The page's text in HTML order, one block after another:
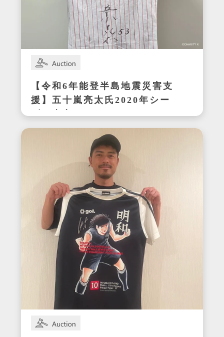
【令和6年能登半島地震災害支
援】五十嵐亮太氏2020年シー
ズン東京ヤクルトスワローズ
在籍時の着用サイン入りユニ